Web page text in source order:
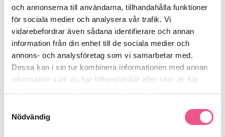
och annonserna till användarna, tillhandahålla funktioner
för sociala medier och analysera vår trafik. Vi
vidarebefordrar även sådana identifierare och annan
information från din enhet till de sociala medier och
annons- och analysföretag som vi samarbetar med.
Dessa kan i sin tur kombinera informationen med annan
information som du har tillhandahållit eller som de har
Nödvändig
Finns i:
Makeup Ansikte Foundation
Liknande produkter
-30% -30%